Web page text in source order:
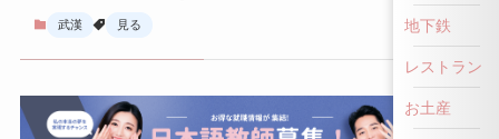
武漢 見る 地下鉄
レストラン
お土産